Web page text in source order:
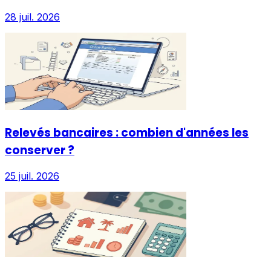
28 juil. 2026
Relevés bancaires : combien d'années les
conserver ?
25 juil. 2026